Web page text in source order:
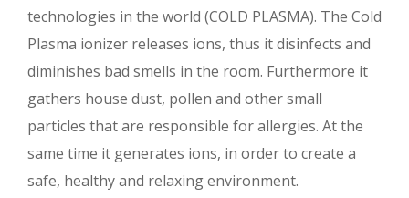
technologies in the world (COLD PLASMA). The Cold
Plasma ionizer releases ions, thus it disinfects and
diminishes bad smells in the room. Furthermore it
gathers house dust, pollen and other small
particles that are responsible for allergies. At the
same time it generates ions, in order to create a
safe, healthy and relaxing environment.